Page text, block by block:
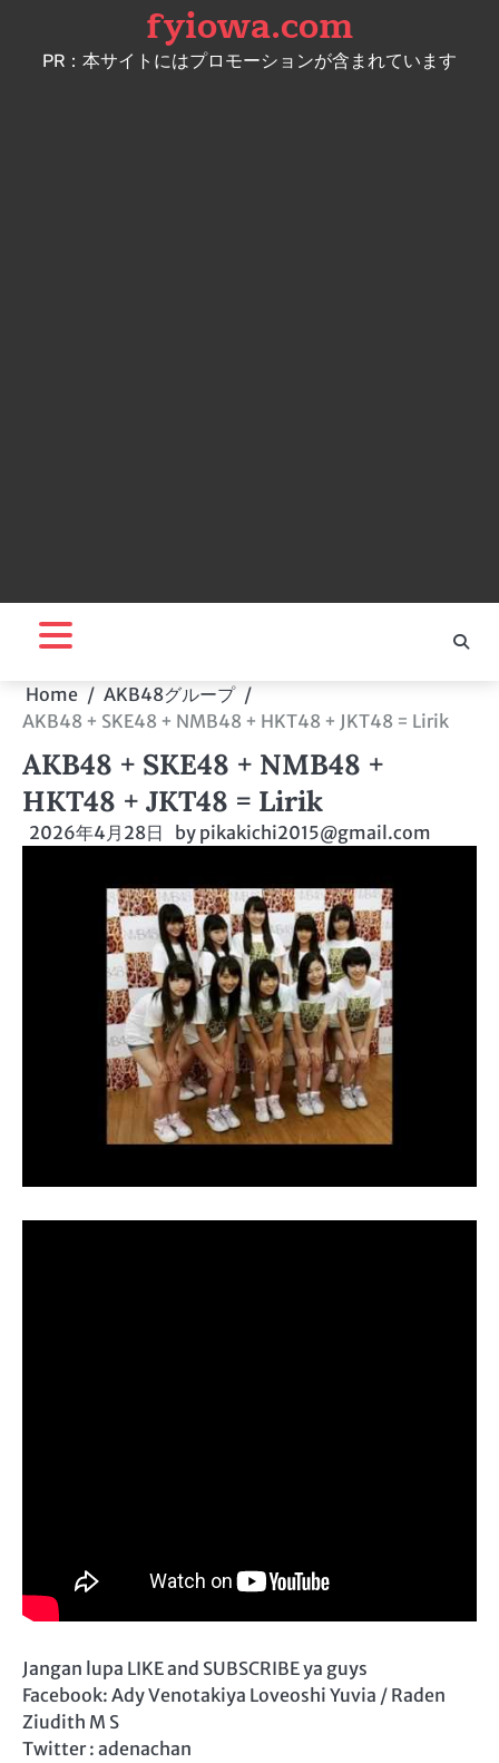
content
fyiowa.com
PR：本サイトにはプロモーションが含まれています
Home
AKB48グループ
AKB48 + SKE48 + NMB48 + HKT48 + JKT48 = Lirik
AKB48 + SKE48 + NMB48 +
HKT48 + JKT48 = Lirik
2026年4月28日 by pikakichi2015@gmail.com
Jangan lupa LIKE and SUBSCRIBE ya guys
Facebook: Ady Venotakiya Loveoshi Yuvia / Raden
Ziudith M S
Twitter : adenachan